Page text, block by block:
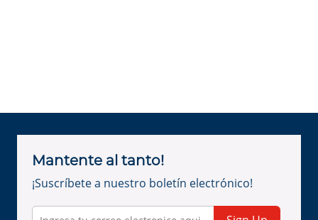
Mantente al tanto!
¡Suscríbete a nuestro boletín electrónico!